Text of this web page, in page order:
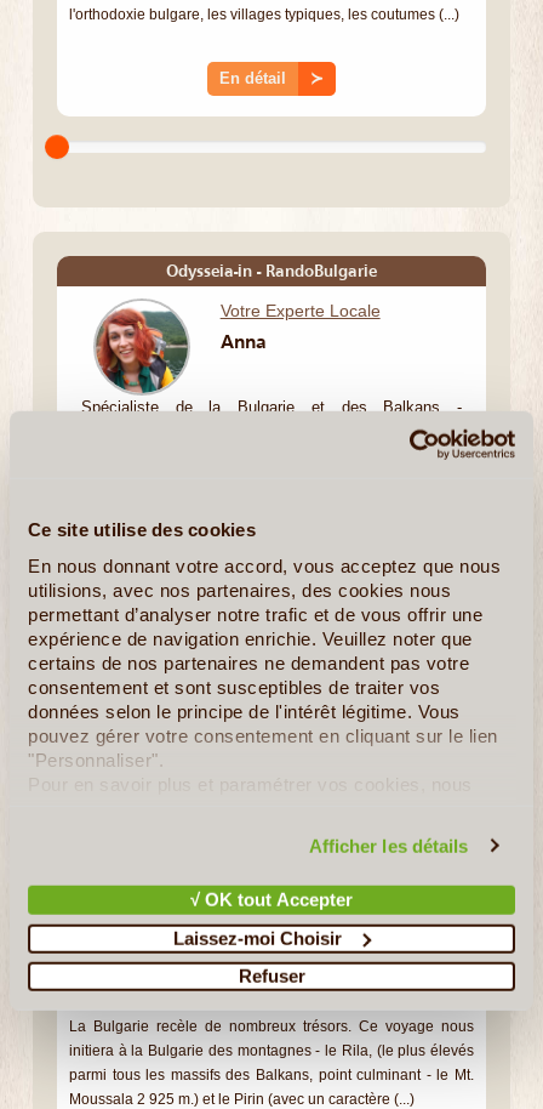
Ce site utilise des cookies
En nous donnant votre accord, vous acceptez que nous
utilisions, avec nos partenaires, des cookies nous
permettant d’analyser notre trafic et de vous offrir une
expérience de navigation enrichie. Veuillez noter que
certains de nos partenaires ne demandent pas votre
consentement et sont susceptibles de traiter vos
données selon le principe de l'intérêt légitime. Vous
pouvez gérer votre consentement en cliquant sur le lien
"Personnaliser".
Pour en savoir plus et paramétrer vos cookies, nous
Afficher les détails
√ OK tout Accepter
Laissez-moi Choisir
Refuser
l'orthodoxie bulgare, les villages typiques, les coutumes (...)
En détail ≻
Odysseia-in - RandoBulgarie
Votre Experte Locale
Anna
Spécialiste dе la Bulgarie et des Balkans -
Macédoine, Danube, Serbie et nord de la Grece,
Odysseia-in est une équipe investie à fond dans le
points forts se sont notre savoir de la (...)
En detail ≻ Composer mon voyage
Le Rila et le Pirin sous la neige
©
La Bulgarie recèle de nombreux trésors. Ce voyage nous
initiera à la Bulgarie des montagnes - le Rila, (le plus élevés
parmi tous les massifs des Balkans, point culminant - le Mt.
Moussala 2 925 m.) et le Pirin (avec un caractère (...)